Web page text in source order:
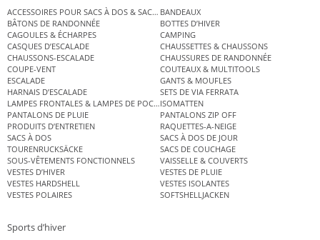
ACCESSOIRES POUR SACS À DOS & SACS ÉTANCHES
BANDEAUX
BÂTONS DE RANDONNÉE
BOTTES D’HIVER
CAGOULES & ÉCHARPES
CAMPING
CASQUES D’ESCALADE
CHAUSSETTES & CHAUSSONS
CHAUSSONS-ESCALADE
CHAUSSURES DE RANDONNÉE
COUPE-VENT
COUTEAUX & MULTITOOLS
ESCALADE
GANTS & MOUFLES
HARNAIS D’ESCALADE
SETS DE VIA FERRATA
LAMPES FRONTALES & LAMPES DE POCHEISOMATTEN
PANTALONS DE PLUIE
PANTALONS ZIP OFF
PRODUITS D’ENTRETIEN
RAQUETTES-A-NEIGE
SACS À DOS
SACS À DOS DE JOUR
TOURENRUCKSÄCKE
SACS DE COUCHAGE
SOUS-VÊTEMENTS FONCTIONNELS
VAISSELLE & COUVERTS
VESTES D’HIVER
VESTES DE PLUIE
VESTES HARDSHELL
VESTES ISOLANTES
VESTES POLAIRES
SOFTSHELLJACKEN
Sports d’hiver